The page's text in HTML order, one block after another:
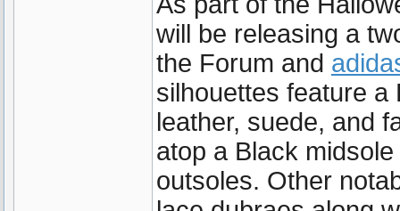
will be releasing a
the Forum and
silhouettes feature
leather, suede, and
atop a Black
outsoles. Other